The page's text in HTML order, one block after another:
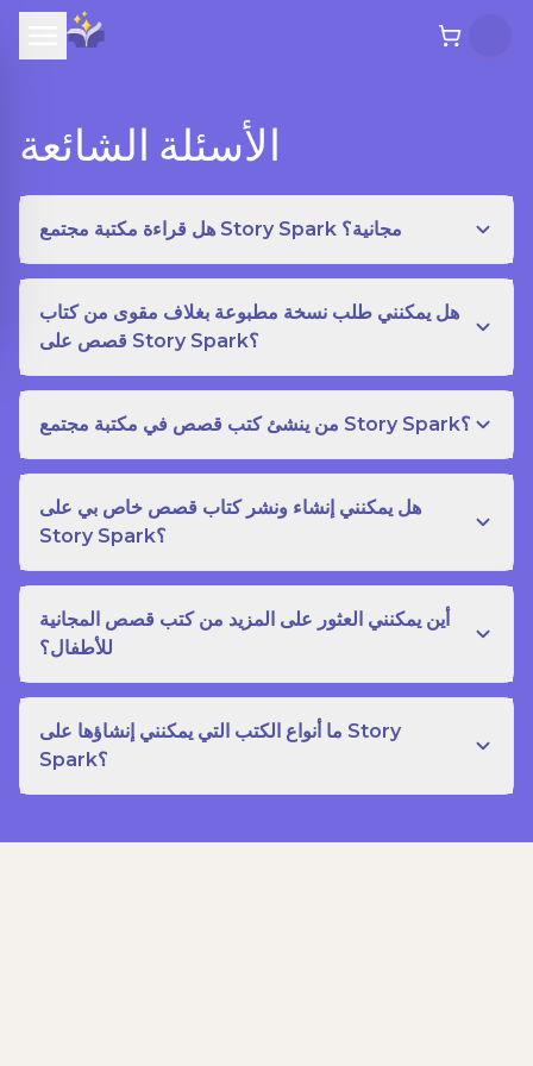
الأسئلة الشائعة
هل قراءة مكتبة مجتمع Story Spark مجانية؟
هل يمكنني طلب نسخة مطبوعة بغلاف مقوى من كتاب
قصص على Story Spark؟
من ينشئ كتب قصص في مكتبة مجتمع Story Spark؟
هل يمكنني إنشاء ونشر كتاب قصص خاص بي على
Story Spark؟
أين يمكنني العثور على المزيد من كتب قصص المجانية
للأطفال؟
ما أنواع الكتب التي يمكنني إنشاؤها على Story
Spark؟